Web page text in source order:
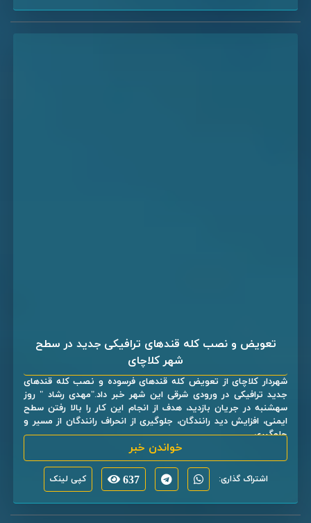
تعویض و نصب کله قندهای ترافیکی جدید در سطح
شهر کلاچای
شهردار کلاچای از تعویض کله قندهای فرسوده و نصب کله قندهای
جدید ترافیکی در ورودی شرقی این شهر خبر داد."مهدی رشاد " روز
سهشنبه در جریان بازدید، هدف از انجام این کار را بالا رفتن سطح
ایمنی، افزایش دید رانندگان، جلوگیری از انحراف رانندگان از مسیر و
جلوگیری ...
خواندن خبر
اشتراک گذاری: 637 کپی لینک